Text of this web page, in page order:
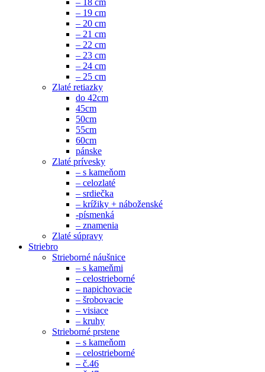
– 18 cm
– 19 cm
– 20 cm
– 21 cm
– 22 cm
– 23 cm
– 24 cm
– 25 cm
Zlaté retiazky
do 42cm
45cm
50cm
55cm
60cm
pánske
Zlaté prívesky
– s kameňom
– celozlaté
– srdiečka
– krížiky + náboženské
-písmenká
– znamenia
Zlaté súpravy
Striebro
Strieborné náušnice
– s kameňmi
– celostrieborné
– napichovacie
– šrobovacie
– visiace
– kruhy
Strieborné prstene
– s kameňom
– celostrieborné
– č.46